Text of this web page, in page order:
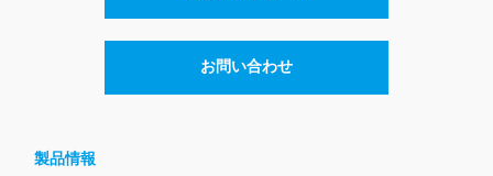
お問い合わせ
製品情報